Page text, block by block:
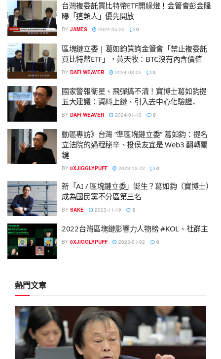
台灣複委託買比特幣ETF開綠燈！金管會彭金隆
曝「這類人」優先開放
BY JAMES 2024-05-22 0
區塊鏈立委 | 葛如鈞質詢金管會「禁止複委託
買比特幣ETF」，黃天牧：BTC沒有內含價值
BY DAFI WEAVER 2024-03-05 0
國家警報衛星、飛彈搞不清！寶博士葛如鈞提
五大建議：資料上鏈、引入去中心化驗證..
BY DAFI WEAVER 2024-01-10 0
動區專訪》台灣 “準區塊鏈立委” 葛如鈞：提名
立法院的過程秘辛、投侯友宜是 Web3 翻轉關
鍵
BY 0XJIGGLYPUFF 2023-12-22 0
新「AI / 區塊鏈立委」誕生？葛如鈞（寶博士）
成為國民黨不分區第三名
BY SAKE 2023-11-19 0
2022台灣區塊鏈影響力人物榜 #KOL、社群主
BY 0XJIGGLYPUFF 2023-01-02 0
熱門文章